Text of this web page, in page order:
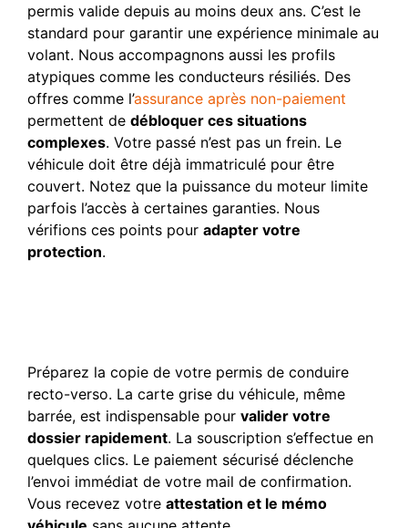
permis valide depuis au moins deux ans. C’est le
standard pour garantir une expérience minimale au
volant. Nous accompagnons aussi les profils
atypiques comme les conducteurs résiliés. Des
offres comme l’assurance après non-paiement
permettent de débloquer ces situations
complexes. Votre passé n’est pas un frein. Le
véhicule doit être déjà immatriculé pour être
couvert. Notez que la puissance du moteur limite
parfois l’accès à certaines garanties. Nous
vérifions ces points pour adapter votre
protection.
Préparez la copie de votre permis de conduire
recto-verso. La carte grise du véhicule, même
barrée, est indispensable pour valider votre
dossier rapidement. La souscription s’effectue en
quelques clics. Le paiement sécurisé déclenche
l’envoi immédiat de votre mail de confirmation.
Vous recevez votre attestation et le mémo